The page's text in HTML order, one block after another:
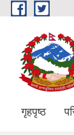
Skip to main content
गृहपृष्ठ